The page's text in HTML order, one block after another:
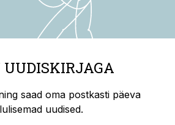
saad oma postkasti päeva
uudised.